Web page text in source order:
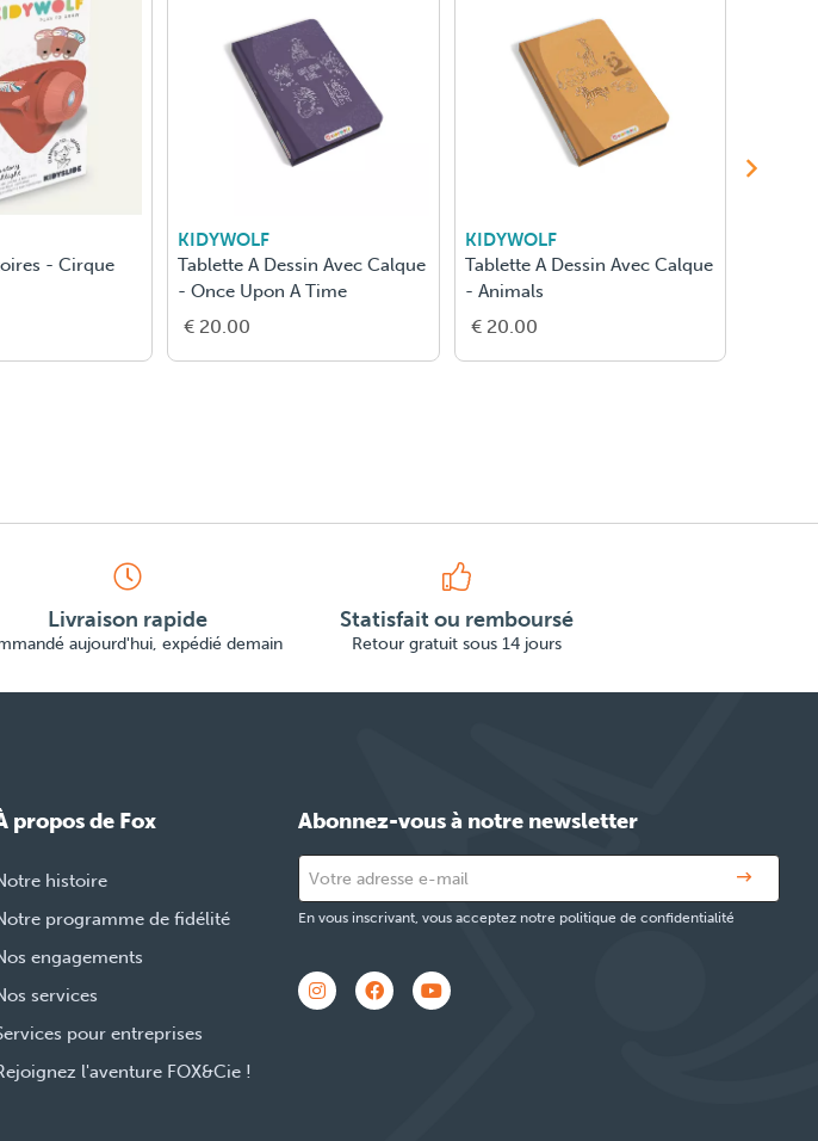
- Cirque
KIDYWOLF
Tablette A Dessin Avec Calque
- Once Upon A Time
€ 20.00
KIDYWOLF
Tablette A Dessin Avec Calque
- Animals
€ 20.00
Livraison rapide
aujourd'hui, expédié demain
Statisfait ou remboursé
Retour gratuit sous 14 jours
propos de Fox
histoire
programme de fidélité
engagements
services
pour entreprises
l'aventure FOX&Cie !
Abonnez-vous à notre newsletter
En vous inscrivant, vous acceptez notre politique de confidentialité